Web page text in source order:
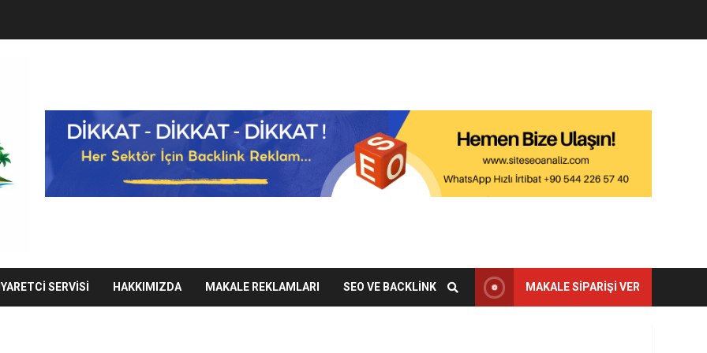
SERVISI HAKKIMIZDA MAKALE REKLAMLARI SEO VE BACKLINK MAKALE SIPARIŞI VER